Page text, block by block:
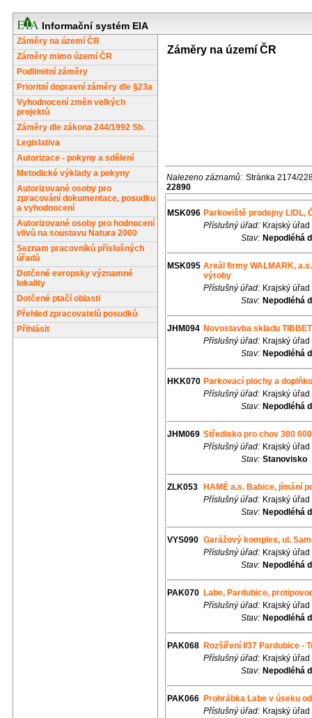
Informační systém EIA
Záměry na území ČR
Záměry mimo území ČR
Podlimitní záměry
Prioritní dopravní záměry dle §23a
Vyhodnocení změn velkých
projektů
Záměry dle zákona 244/1992 Sb.
Legislativa
Autorizace - pokyny a sdělení
Metodické výklady a pokyny
Autorizované osoby pro
zpracování dokumentace, posudku
a vyhodnocení
Autorizované osoby pro hodnocení
vlivů na soustavu Natura 2000
Seznam pracovníků příslušných
úřadů
Dotčené evropsky významné
lokality
Dotčené ptačí oblasti
Přehled zpracovatelů posudků
Přihlásit
Záměry na území ČR
Nalezeno záznamů:
22890
Stránka 2174/
MSK096 Parkoviště prodejny LIDL,
Příslušný úřad: Krajský
Stav: Nepodléhá
MSK095 Areál firmy WALMARK,
výroby
Příslušný úřad: Krajský
Stav: Nepodléhá
JHM094 Novostavba skladu
Příslušný úřad: Krajský
Stav: Nepodléhá
HKK070 Parkovací plochy a
Příslušný úřad: Krajský
Stav: Nepodléhá
JHM069 Středisko pro chov 300
Příslušný úřad: Krajský
Stav: Stanovisko
ZLK053
HAMÉ a.s. Babice, jímání
Příslušný úřad: Krajský
Stav: Nepodléhá
VYS090 Garážový komplex, ul.
Příslušný úřad: Krajský
Stav: Nepodléhá
PAK070 Labe, Pardubice,
Příslušný úřad: Krajský
Stav: Nepodléhá
PAK068 Rozšíření I/37 Pardubice -
Příslušný úřad: Krajský
Stav: Nepodléhá
PAK066 Prohrábka Labe v úseku
Příslušný úřad: Krajský